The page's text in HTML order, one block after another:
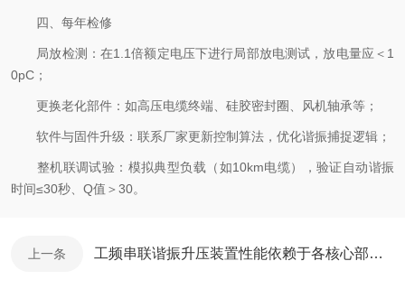
四、每年检修
局放检测：在1.1倍额定电压下进行局部放电测试，放电量应＜1
0pC；
更换老化部件：如高压电缆终端、硅胶密封圈、风机轴承等；
软件与固件升级：联系厂家更新控制算法，优化谐振捕捉逻辑；
整机联调试验：模拟典型负载（如10km电缆），验证自动谐振
时间≤30秒、Q值＞30。
上一条 工频串联谐振升压装置性能依赖于各核心部件的精密协同